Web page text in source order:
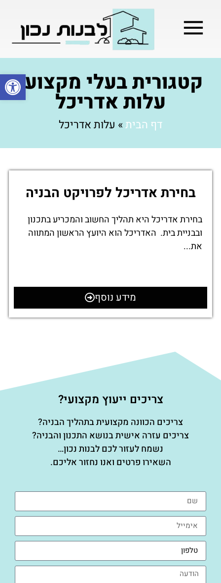
פתחקטגורית בעלי מקצוע:
עלות אדריכל
דף הבית» עלות אדריכל
בחירת אדריכל לפרויקט הבניה
בחירת אדריכל היא תהליך החשוב והמכריע בתכנון
ובבניית בית. האדריכל הוא היועץ הראשון המתווה
את...
מידע נוסף
צריכים ייעוץ מקצועי?
צריכים הכוונה מקצועית בתהליך הבניה?
צריכים עזרה אישית בנושא התכנון והבניה?
נשמח לעזור לכם לבנות נכון…
השאירו פרטים ואנו נחזור אליכם.